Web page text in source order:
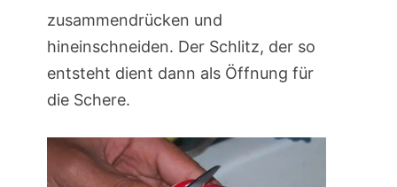
zusammendrücken und
hineinschneiden. Der Schlitz, der so
entsteht dient dann als Öffnung für
die Schere.